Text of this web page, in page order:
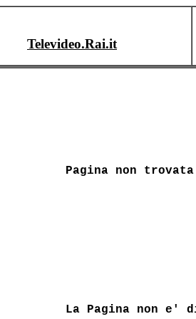
Televideo.Rai.it
Pagina non trovata
La Pagina non e'